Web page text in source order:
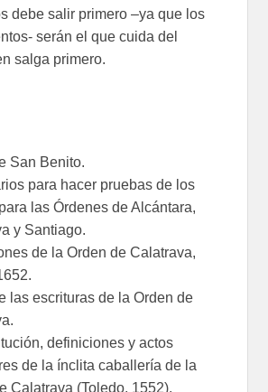
debe salir primero –ya que los
serán el que cuida del
salga primero.
San Benito.
para hacer pruebas de los
las Órdenes de Alcántara,
y Santiago.
de la Orden de Calatrava,
las escrituras de la Orden de
definiciones y actos
de la ínclita caballería de la
Calatrava (Toledo, 1552).